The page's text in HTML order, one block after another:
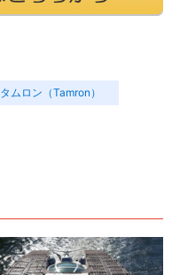
タムロン（Tamron）